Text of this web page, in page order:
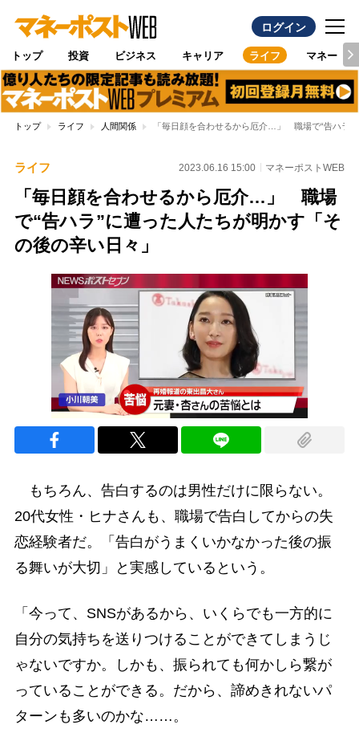
ログイン
トップ 投資 ビジネス キャリア ライフ マネー
トップ ライフ 人間関係 「毎日顔を合わせるから厄介…」 職場で“告ハラ”
ライフ 2023.06.16 15:00 マネーポストWEB
「毎日顔を合わせるから厄介…」 職場
で“告ハラ”に遭った人たちが明かす「そ
の後の辛い日々」
もちろん、告白するのは男性だけに限らない。
20代女性・ヒナさんも、職場で告白してからの失
恋経験者だ。「告白がうまくいかなかった後の振
る舞いが大切」と実感しているという。
「今って、SNSがあるから、いくらでも一方的に
自分の気持ちを送りつけることができてしまうじ
ゃないですか。しかも、振られても何かしら繋が
っていることができる。だから、諦めきれないパ
ターンも多いのかな……。